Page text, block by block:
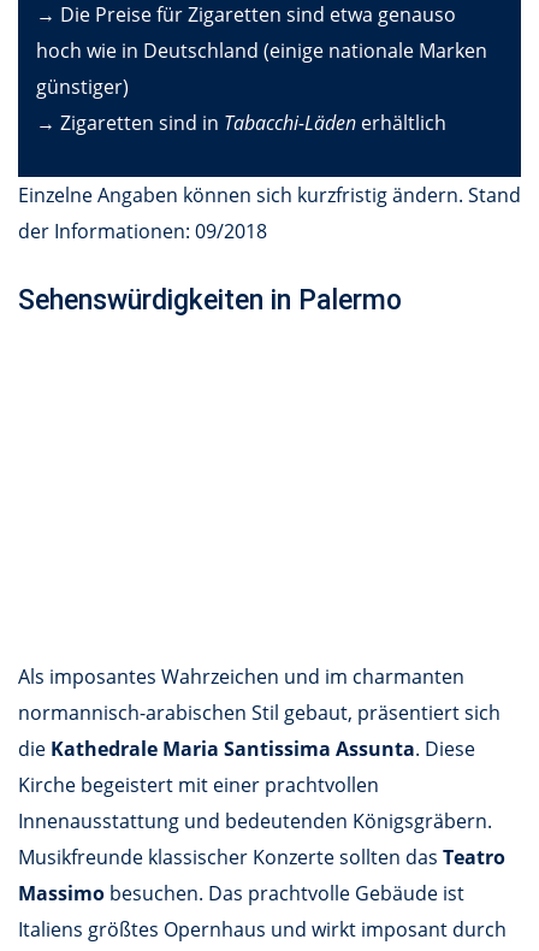
→ Die Preise für Zigaretten sind etwa genauso
hoch wie in Deutschland (einige nationale Marken
günstiger)
→ Zigaretten sind in Tabacchi-Läden erhältlich
Einzelne Angaben können sich kurzfristig ändern. Stand
der Informationen: 09/2018
Sehenswürdigkeiten in Palermo
Als imposantes Wahrzeichen und im charmanten
normannisch-arabischen Stil gebaut, präsentiert sich
die Kathedrale Maria Santissima Assunta. Diese
Kirche begeistert mit einer prachtvollen
Innenausstattung und bedeutenden Königsgräbern.
Musikfreunde klassischer Konzerte sollten das Teatro
Massimo besuchen. Das prachtvolle Gebäude ist
Italiens größtes Opernhaus und wirkt imposant durch